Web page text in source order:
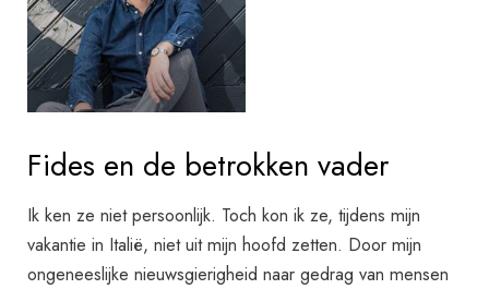
Fides en de betrokken vader
Ik ken ze niet persoonlijk. Toch kon ik ze, tijdens mijn
vakantie in Italië, niet uit mijn hoofd zetten. Door mijn
ongeneeslijke nieuwsgierigheid naar gedrag van mensen